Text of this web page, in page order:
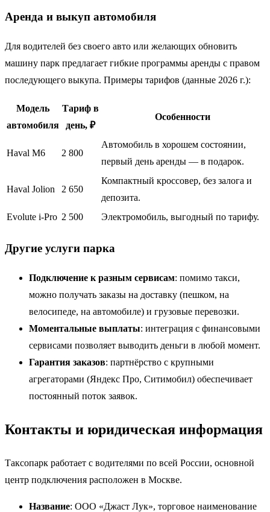
Аренда и выкуп автомобиля
Для водителей без своего авто или желающих обновить
машину парк предлагает гибкие программы аренды с правом
последующего выкупа. Примеры тарифов (данные 2026 г.):
Модель
автомобиля
Тариф в
день, ₽
Особенности
Haval M6 2 800
Автомобиль в хорошем состоянии,
первый день аренды — в подарок.
Haval Jolion 2 650
Компактный кроссовер, без залога и
депозита.
Evolute i-Pro 2 500 Электромобиль, выгодный по тарифу.
Другие услуги парка
Подключение к разным сервисам: помимо такси,
можно получать заказы на доставку (пешком, на
велосипеде, на автомобиле) и грузовые перевозки.
Моментальные выплаты: интеграция с финансовыми
сервисами позволяет выводить деньги в любой момент.
Гарантия заказов: партнёрство с крупными
агрегаторами (Яндекс Про, Ситимобил) обеспечивает
постоянный поток заявок.
Контакты и юридическая информация
Таксопарк работает с водителями по всей России, основной
центр подключения расположен в Москве.
Название: ООО «Джаст Лук», торговое наименование